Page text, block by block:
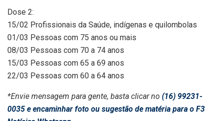
Dose 2:
15/02 Profissionais da Saúde, indígenas e quilombolas
01/03 Pessoas com 75 anos ou mais
08/03 Pessoas com 70 a 74 anos
15/03 Pessoas com 65 a 69 anos
22/03 Pessoas com 60 a 64 anos
*Envie mensagem para gente, basta clicar no (16) 99231-
0035 e encaminhar foto ou sugestão de matéria para o F3